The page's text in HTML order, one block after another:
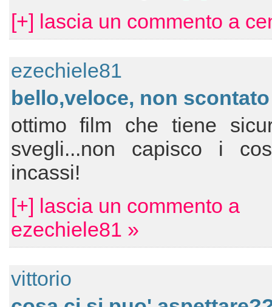
[+] lascia un commento a
ezechiele81
bello,veloce, non scontato
ottimo film che tiene
svegli...non capisco i
incassi!
[+] lascia un commento a
ezechiele81 »
vittorio